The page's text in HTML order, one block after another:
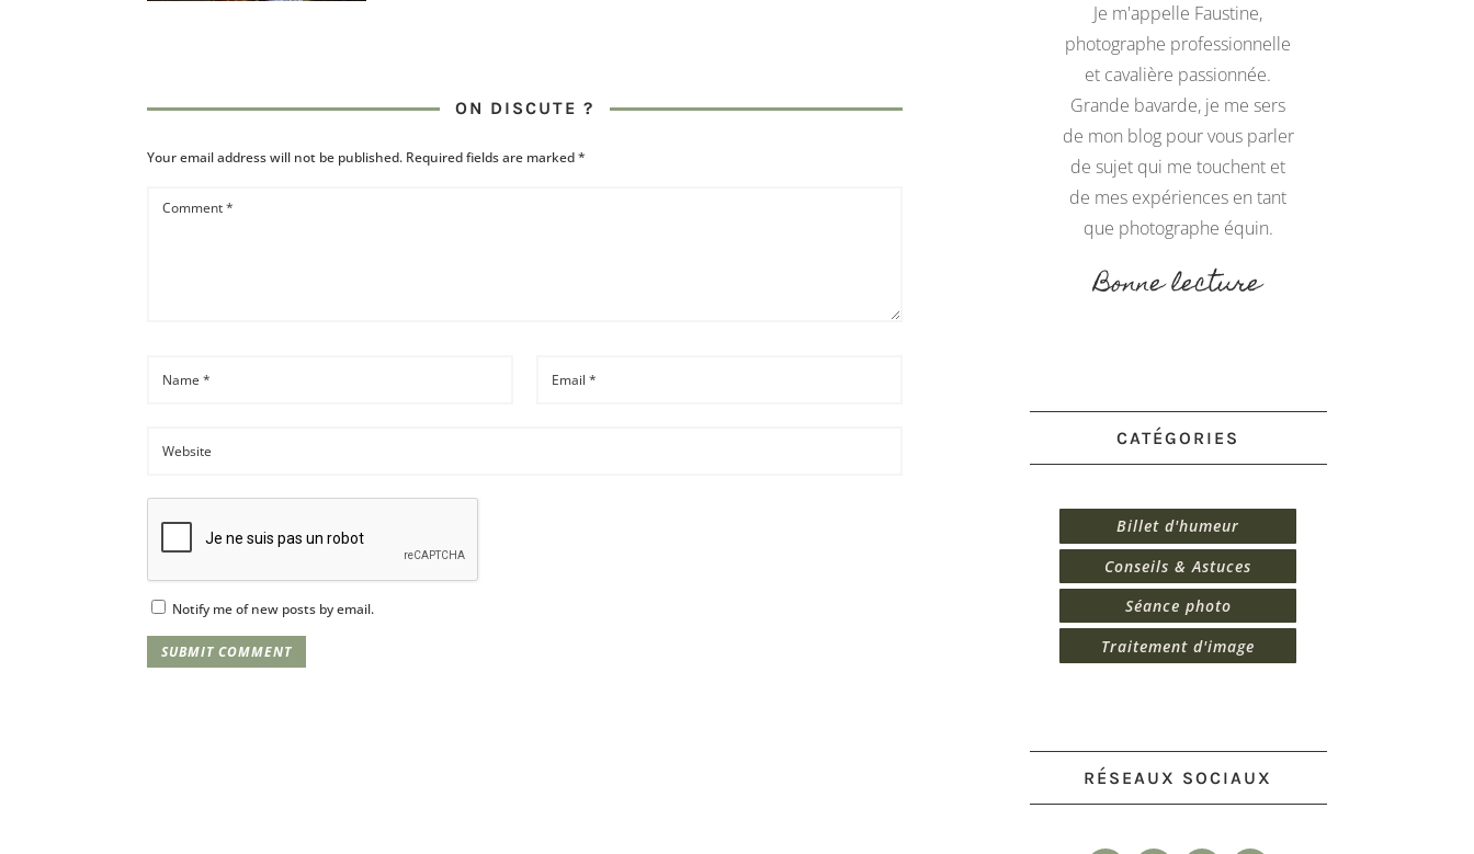
ON DISCUTE ?
Your email address will not be published. Required fields are marked*
Notify me of new posts by email.
Je m'appelle Faustine,
photographe professionnelle
et cavalière passionnée.
Grande bavarde, je me sers
de mon blog pour vous parler
de sujet qui me touchent et
de mes expériences en tant
que photographe équin.
Bonne lecture
CATÉGORIES
Billet d'humeur
Conseils & Astuces
Séance photo
Traitement d'image
RÉSEAUX SOCIAUX